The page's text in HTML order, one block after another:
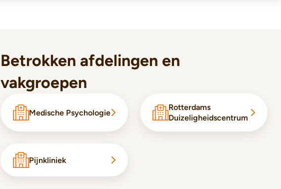
Betrokken afdelingen en
vakgroepen
Medische Psychologie
Rotterdams
Duizeligheidscentrum
Pijnkliniek